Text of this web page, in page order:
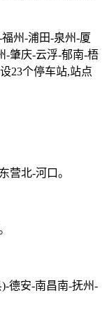
州-浦田-泉州-厦
-肇庆-云浮-郁南-梧
23个停车站,站点
营北-河口。
德安-南昌南-抚州-